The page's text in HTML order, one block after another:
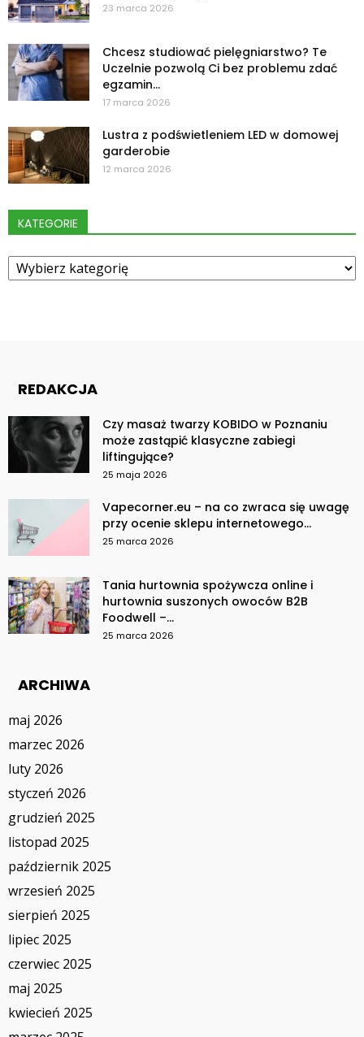
23 marca 2026
Chcesz studiować pielęgniarstwo? Te
Uczelnie pozwolą Ci bez problemu zdać
egzamin...
17 marca 2026
Lustra z podświetleniem LED w domowej
garderobie
12 marca 2026
KATEGORIE
Kategorie
REDAKCJA
Czy masaż twarzy KOBIDO w Poznaniu
może zastąpić klasyczne zabiegi
liftingujące?
25 maja 2026
Vapecorner.eu – na co zwraca się uwagę
przy ocenie sklepu internetowego...
25 marca 2026
Tania hurtownia spożywcza online i
hurtownia suszonych owoców B2B
Foodwell –...
25 marca 2026
ARCHIWA
maj 2026
marzec 2026
luty 2026
styczeń 2026
grudzień 2025
listopad 2025
październik 2025
wrzesień 2025
sierpień 2025
lipiec 2025
czerwiec 2025
maj 2025
kwiecień 2025